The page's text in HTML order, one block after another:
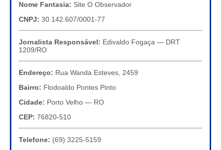
Nome Fantasia: Site O Observador
CNPJ: 30.142.607/0001-77
Jornalista Responsável: Edivaldo Fogaça — DRT
1209/RO
Endereço: Rua Wanda Esteves, 2459
Bairro: Flodoaldo Pontes Pinto
Cidade: Porto Velho — RO
CEP: 76820-510
Telefone: (69) 3225-5159